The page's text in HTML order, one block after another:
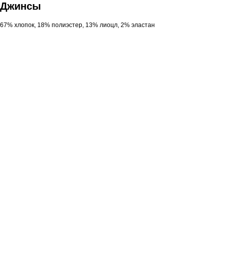
Джинсы
67% хлопок, 18% полиэстер, 13% лиоцл, 2% эластан